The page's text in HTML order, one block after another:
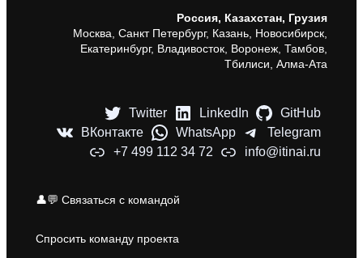
Россия, Казахстан, Грузия
Москва, Санкт Петербург, Казань, Новосибирск,
Екатеринбург, Владивосток, Воронеж, Тамбов,
Тбилиси, Алма-Ата
Twitter LinkedIn
GitHub
ВКонтакте
WhatsApp
Telegram
+7 499 112 34 72
info@itinai.ru
👤💬 Связаться с командой
Спросить команду проекта